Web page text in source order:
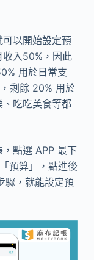
以開始設定預
入50%，因此
用於日常支
剩餘 20% 用於
吃吃美食等都
點選 APP 最下
預算」，點進後
驟，就能設定預